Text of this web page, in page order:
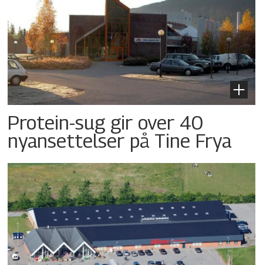
Protein-sug gir over 40
nyansettelser på Tine Frya